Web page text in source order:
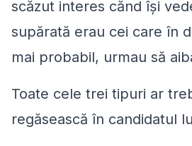
scăzut interes cănd își
supărată erau cei care în
mai probabil, urmau să
Toate cele trei tipuri ar
regăsească în candidatul